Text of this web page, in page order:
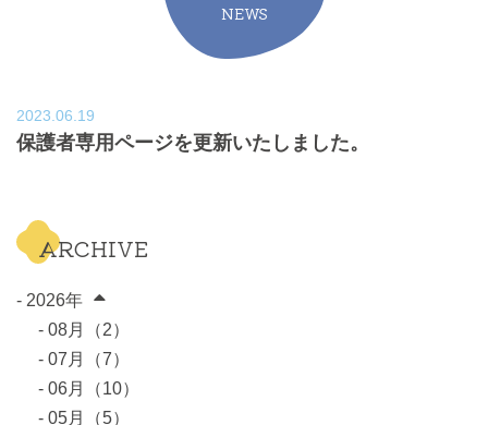
NEWS
ARCHIVE
- 2026年
- 08月（2）
- 07月（7）
- 06月（10）
- 05月（5）
2023.06.19
保護者専用ページを更新いたしました。